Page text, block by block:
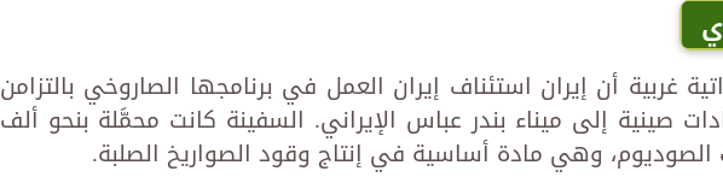
غربية أن إيران استئناف إيران العمل في برنامجها الصاروخي بالتزامن
صينية إلى ميناء بندر عباس الإيراني. السفينة كانت محمَّلة بنحو ألف
وهي مادة أساسية في إنتاج وقود الصواريخ الصلبة.